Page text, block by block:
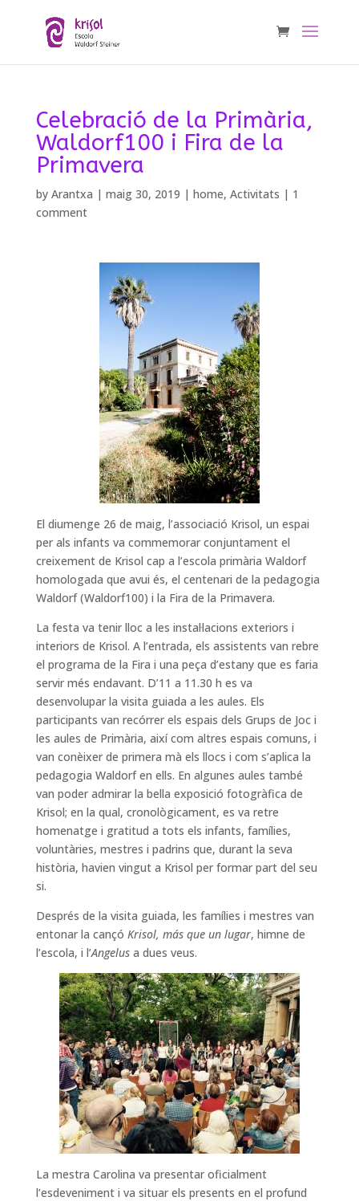
Celebració de la Primària,
Waldorf100 i Fira de la
Primavera
by Arantxa | maig 30, 2019 | home, Activitats | 1
comment
El diumenge 26 de maig, l’associació Krisol, un espai
per als infants va commemorar conjuntament el
creixement de Krisol cap a l’escola primària Waldorf
homologada que avui és, el centenari de la pedagogia
Waldorf (Waldorf100) i la Fira de la Primavera.
La festa va tenir lloc a les instal·lacions exteriors i
interiors de Krisol. A l’entrada, els assistents van rebre
el programa de la Fira i una peça d’estany que es faria
servir més endavant. D’11 a 11.30 h es va
desenvolupar la visita guiada a les aules. Els
participants van recórrer els espais dels Grups de Joc i
les aules de Primària, així com altres espais comuns, i
van conèixer de primera mà els llocs i com s’aplica la
pedagogia Waldorf en ells. En algunes aules també
van poder admirar la bella exposició fotogràfica de
Krisol; en la qual, cronològicament, es va retre
homenatge i gratitud a tots els infants, famílies,
voluntàries, mestres i padrins que, durant la seva
història, havien vingut a Krisol per formar part del seu
si.
Després de la visita guiada, les famílies i mestres van
entonar la cançó Krisol, más que un lugar, himne de
l’escola, i l’Angelusa dues veus.
La mestra Carolina va presentar oficialment
l’esdeveniment i va situar els presents en el profund